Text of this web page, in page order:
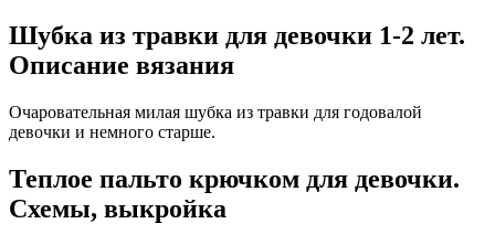
Шубка из травки для девочки 1-2 лет.
Описание вязания
Очаровательная милая шубка из травки для годовалой
девочки и немного старше.
Теплое пальто крючком для девочки.
Схемы, выкройка